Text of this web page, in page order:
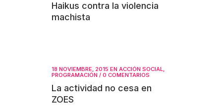
Haikus contra la violencia
machista
18 NOVIEMBRE, 2015 EN ACCIÓN SOCIAL,
PROGRAMACIÓN / 0 COMENTARIOS
La actividad no cesa en
ZOES